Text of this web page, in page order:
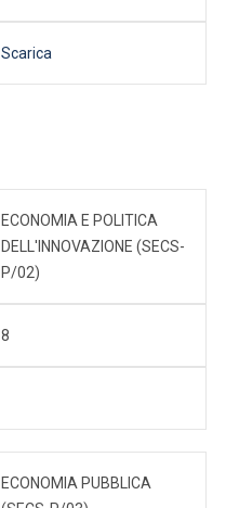
Scarica
ECONOMIA E POLITICA
DELL'INNOVAZIONE (SECS-
P/02)
8
ECONOMIA PUBBLICA